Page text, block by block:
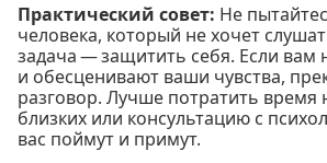
Практический совет: Не
человека, который не хочет
задача — защитить себя. Если вам
и обесценивают ваши чувства,
разговор. Лучше потратить время
близких или консультацию с
вас поймут и примут.